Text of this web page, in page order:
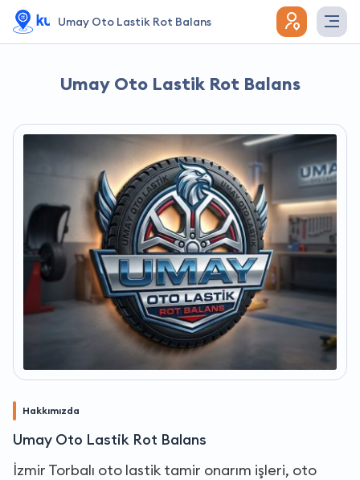
Umay Oto Lastik Rot Balans
Umay Oto Lastik Rot Balans
Hakkımızda
Umay Oto Lastik Rot Balans
İzmir Torbalı oto lastik tamir onarım işleri, oto